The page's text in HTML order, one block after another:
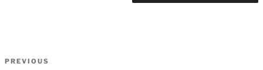
Previous
PREVIOUS